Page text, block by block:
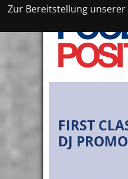
Zur Bereitstellung
FIRST
DJ